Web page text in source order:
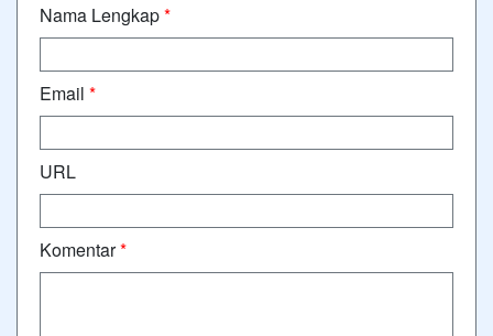
Nama Lengkap*
Email *
URL
Komentar*